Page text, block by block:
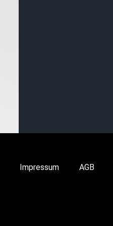
Impressum AGB